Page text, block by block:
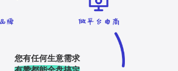
您有任何生意需求